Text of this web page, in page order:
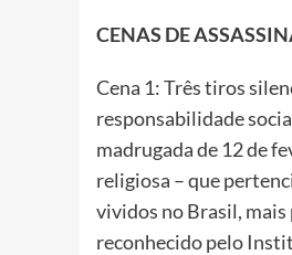
CENAS DE
Cena 1: Três tiros
responsabilidade
madrugada de 12 de
religiosa – que
vividos no Brasil,
reconhecido pelo